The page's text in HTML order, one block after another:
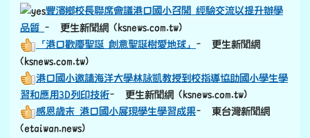
豐濱鄉校長聯席會議港口國小召開 經驗交流以提升辦學
品質 – 更生新聞網 (ksnews.com.tw)
「港口歡慶聖誕 創意聖誕樹愛地球」 – 更生新聞網
(ksnews.com.tw)
港口國小邀請海洋大學林詠凱教授到校指導協助國小學生學
習和應用3D列印技術– 更生新聞網 (ksnews.com.tw)
感恩歲末 港口國小展現學生學習成果– 東台灣新聞網
(etaiwan.news)